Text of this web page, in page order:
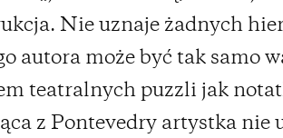
Nie uznaje żadnych
autora może być tak samo
teatralnych puzzli jak
z Pontevedry artystka nie